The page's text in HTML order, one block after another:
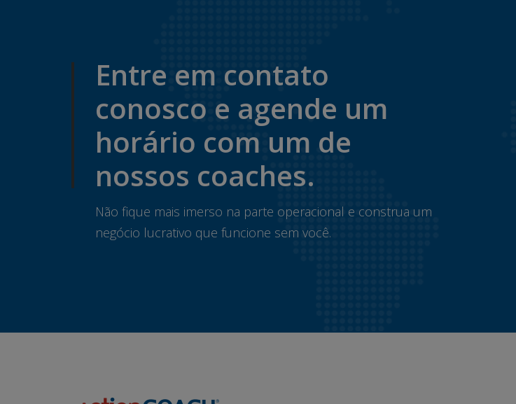
Entre em contato
conosco e agende um
horário com um de
nossos coaches.
Não fique mais imerso na parte operacional e construa um
negócio lucrativo que funcione sem você.